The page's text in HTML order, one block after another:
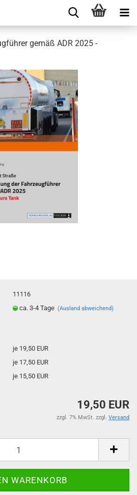
gemäß ADR 2025 -
11116
ca. 3-4 Tage(Ausland abweichend)
je 19,50 EUR
je 17,50 EUR
je 15,50 EUR
19,50 EUR
zzgl. 7% MwSt. zzgl. Versand